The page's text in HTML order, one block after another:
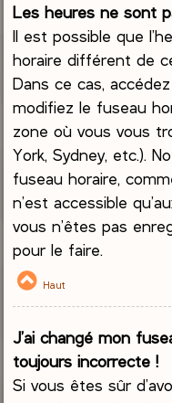
Les heures ne sont
Il est possible que
horaire différent de
Dans ce cas,
modifiez le fuseau
zone où vous vous
York, Sydney, etc.).
fuseau horaire,
n’est accessible
vous n’êtes pas
pour le faire.
Haut
J’ai changé mon
toujours incorrecte !
Si vous êtes sûr